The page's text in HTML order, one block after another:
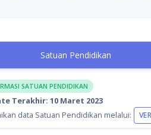
Satuan Pendidikan
SATUAN PENDIDIKAN
Terakhir: 10 Maret 2023
data Satuan Pendidikan melalui: